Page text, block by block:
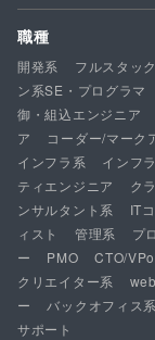
職種
開発系 フルスタッ
ン系SE・プログラマ
御・組込エンジニア
ア
コーダー/マーク
インフラ系
インフ
ティエンジニア
ク
ンサルタント系
IT
ィスト
管理系 プ
ー
PMO CTO/
クリエイター系
ー
バックオフィス系
サポート